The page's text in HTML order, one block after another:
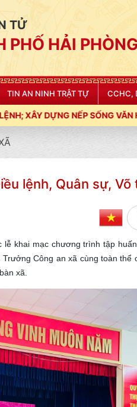
TỬ
PHỐ HẢI
TIN AN NINH TRẬT TỰ CCHC,
VĂN HÓA VÌ NHÂN DÂN PHỤC
lệnh, Quân sự,
khai mạc chương trình tập
Công an xã cùng toàn
xã.